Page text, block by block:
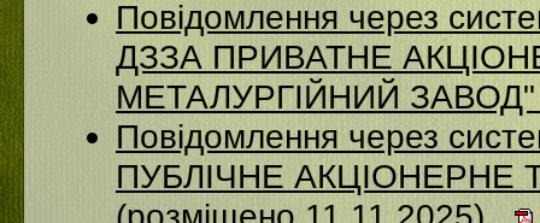
Повідомлення через
ДЗЗА ПРИВАТНЕ
МЕТАЛУРГІЙНИЙ ЗАВОД"
Повідомлення через
ПУБЛІЧНЕ